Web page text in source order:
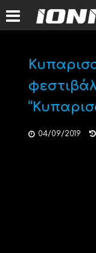
04/09/2019